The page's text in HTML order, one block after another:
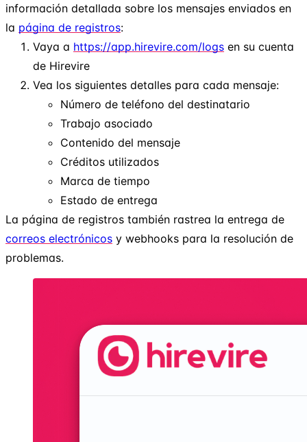
información detallada sobre los mensajes enviados en
la página de registros:
Vaya a https://app.hirevire.com/logs en su cuenta
de Hirevire
Vea los siguientes detalles para cada mensaje:
Número de teléfono del destinatario
Trabajo asociado
Contenido del mensaje
Créditos utilizados
Marca de tiempo
Estado de entrega
La página de registros también rastrea la entrega de
correos electrónicos y webhooks para la resolución de
problemas.